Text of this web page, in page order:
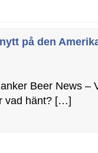
på den
Beer News –
vad hänt? […]